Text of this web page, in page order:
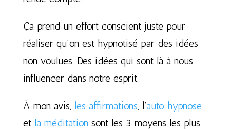
Ça prend un effort conscient juste pour
réaliser qu’on est hypnotisé par des idées
non voulues. Des idées qui sont là à nous
influencer dans notre esprit.
À mon avis, les affirmations, l’auto hypnose
et la méditation sont les 3 moyens les plus